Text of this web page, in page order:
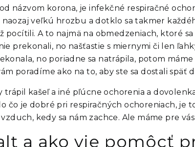
názvom korona, je infekčné respiračné
veľkú hrozbu a dotklo sa takmer
A to najmä na obmedzeniach, ktoré
prekonali, no našťastie s miernymi či len
no poriadne sa natrápila, potom
poradíme ako na to, aby ste sa dostali späť
trápil kašeľ a iné pľúcne ochorenia a
čo je dobré pri respiračných ochoreniach, je
kedy sa nám zachce. Ale máme pre
a ako vie pomôcť